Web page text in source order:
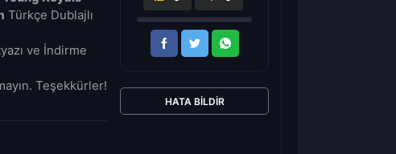
Türkçe Dublajlı
ve İndirme
Teşekkürler!
HATA BILDIR